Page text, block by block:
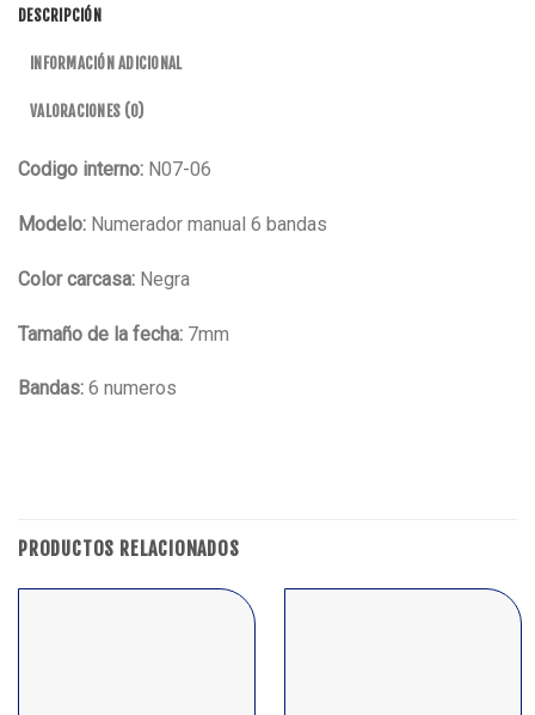
DESCRIPCIÓN
INFORMACIÓN ADICIONAL
VALORACIONES (0)
Codigo interno: N07-06
Modelo: Numerador manual 6 bandas
Color carcasa: Negra
Tamaño de la fecha: 7mm
Bandas: 6 numeros
PRODUCTOS RELACIONADOS